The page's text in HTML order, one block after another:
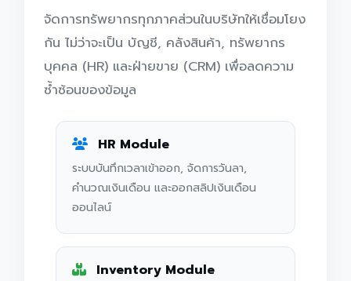
จัดการทรัพยากรทุกภาคส่วนในบริษัทให้เชื่อมโยง
กัน ไม่ว่าจะเป็น บัญชี, คลังสินค้า, ทรัพยากร
บุคคล (HR) และฝ่ายขาย (CRM) เพื่อลดความ
ซ้ำซ้อนของข้อมูล
HR Module
ระบบบันทึกเวลาเข้าออก, จัดการวันลา,
คำนวณเงินเดือน และออกสลิปเงินเดือน
ออนไลน์
Inventory Module